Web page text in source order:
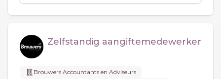
Zelfstandig aangiftemedewerker
Brouwers Accountants en Adviseurs